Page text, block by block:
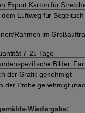
Export Karton für
dem Luftweg für
Rahmen im
7-25 Tage
Bilder,
der Grafik genehmigt
der Probe genehmigt
Wiedergabe: